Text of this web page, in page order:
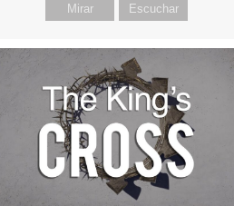
Mirar Escuchar